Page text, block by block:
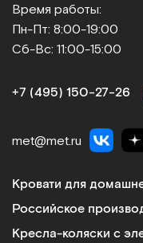
Время работы:
Пн-Пт: 8:00-19:00
Сб-Вс: 11:00-15:00
+7 (495) 150‑27‑26
met@met.ru
Кровати для
Российское
Кресла-коляски с